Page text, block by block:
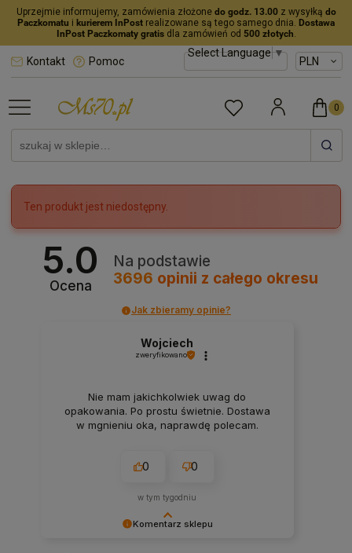
Uprzejmie informujemy, zamówienia złożone do godz. 13.00z wysyłką do
Paczkomatu i kurierem InPost realizowane są tego samego dnia. Dostawa
InPost Paczkomaty gratisdla zamówień od 500 złotych.
Select Language▼
Kontakt Pomoc
Ten produkt jest niedostępny.
5.0
Ocena
Na podstawie
3696 opinii z całego okresu
Jak zbieramy opinie?
Komentarz sklepu
Wojciech
zweryfikowano
Nie mam jakichkolwiek uwag do
opakowania. Po prostu świetnie. Dostawa
w mgnieniu oka, naprawdę polecam.
0 0
w tym tygodniu